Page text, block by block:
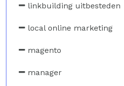
linkbuilding uitbesteden
local online marketing
magento
manager